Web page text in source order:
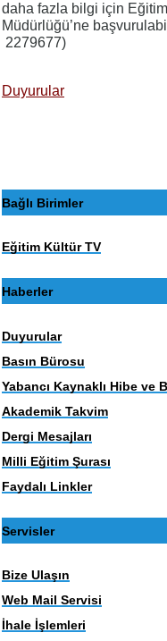
daha fazla bilgi için
Müdürlüğü’ne
2279677)
Duyurular
Bağlı Birimler
Eğitim Kültür TV
Haberler
Duyurular
Basın Bürosu
Yabancı Kaynaklı Hibe ve
Akademik Takvim
Dergi Mesajları
Milli Eğitim Şurası
Faydalı Linkler
Servisler
Bize Ulaşın
Web Mail Servisi
İhale İşlemleri